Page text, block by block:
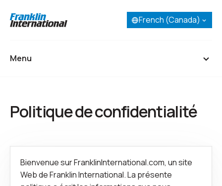
Sélectionnez votre langue :
French (Canada)
French (Canada)
Menu
Accueil
À propos
Politique de confidentialité
Bienvenue sur FranklinInternational.com, un site
Web de Franklin International. La présente